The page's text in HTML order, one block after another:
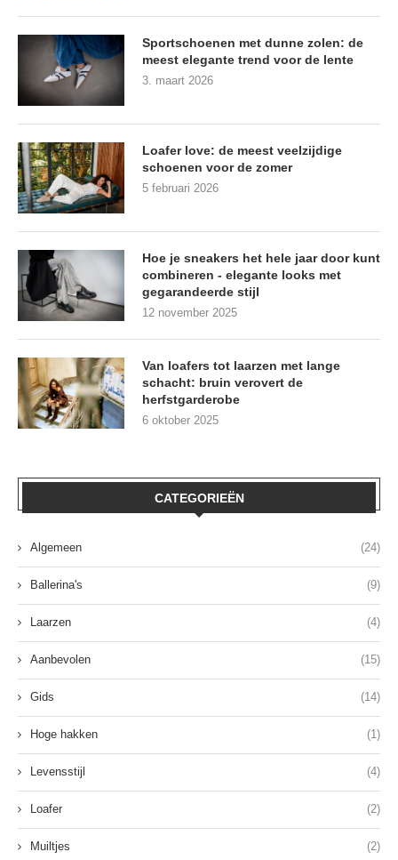
Sportschoenen met dunne zolen: de
meest elegante trend voor de lente
3. maart 2026
Loafer love: de meest veelzijdige
schoenen voor de zomer
5 februari 2026
Hoe je sneakers het hele jaar door kunt
combineren - elegante looks met
gegarandeerde stijl
12 november 2025
Van loafers tot laarzen met lange
schacht: bruin verovert de
herfstgarderobe
6 oktober 2025
CATEGORIEËN
Algemeen (24)
Ballerina's (9)
Laarzen (4)
Aanbevolen (15)
Gids (14)
Hoge hakken (1)
Levensstijl (4)
Loafer (2)
Muiltjes (2)